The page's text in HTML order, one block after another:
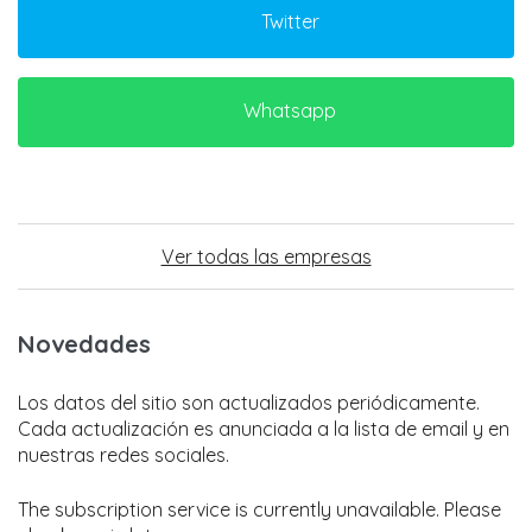
Twitter
Whatsapp
Ver todas las empresas
Novedades
Los datos del sitio son actualizados periódicamente.
Cada actualización es anunciada a la lista de email y en
nuestras redes sociales.
The subscription service is currently unavailable. Please